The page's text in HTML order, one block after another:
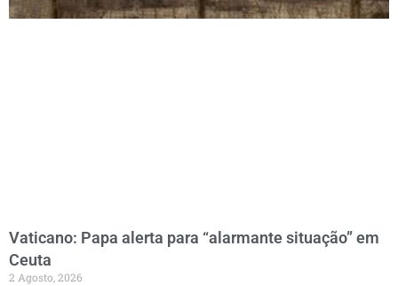
Vaticano: Papa alerta para “alarmante situação” em
Ceuta
2 Agosto, 2026